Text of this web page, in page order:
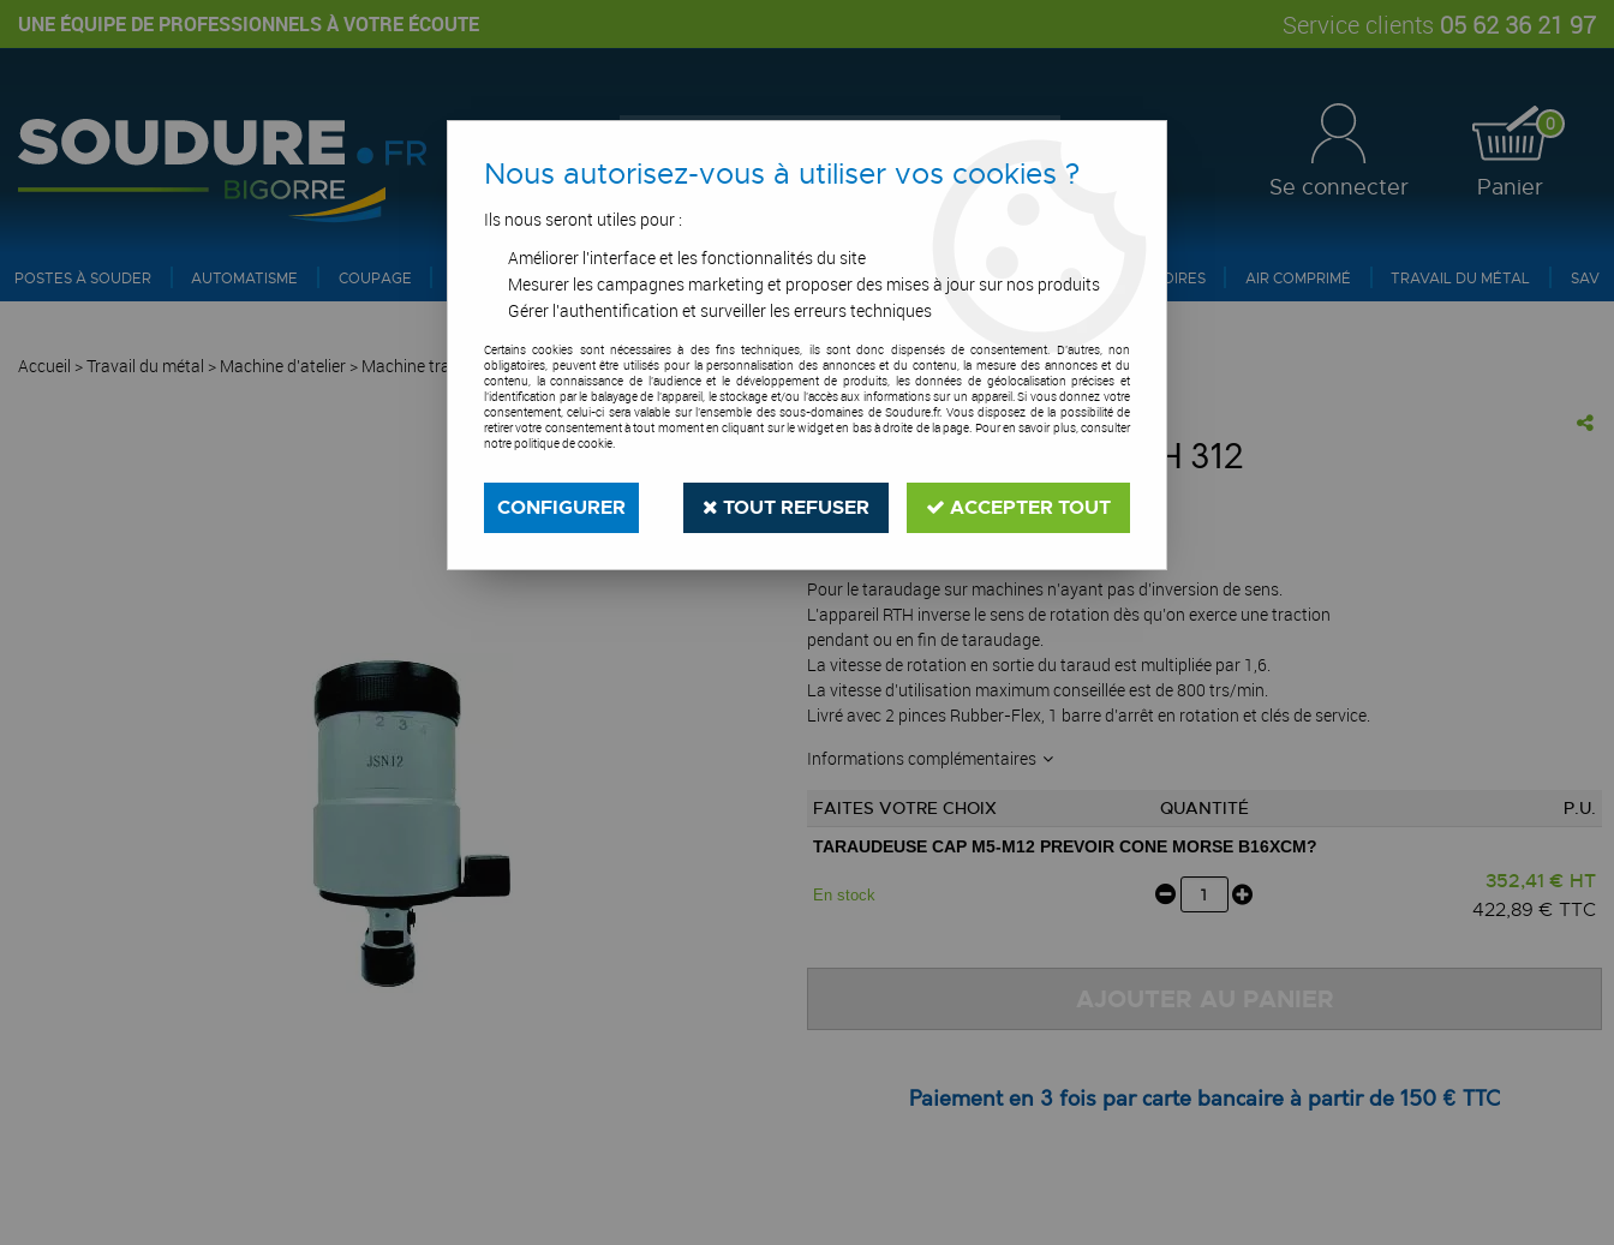
UNE ÉQUIPE DE PROFESSIONNELS À VOTRE ÉCOUTE Service clients 05 62 36 21 97
Se connecter
0
Panier
POSTES À SOUDER AUTOMATISME COUPAGE PIPE ET INERTAGE ASPIRATION OUTILS DE COUPE SOUDURE E.P.I ACCESSOIRES AIR COMPRIMÉ TRAVAIL DU MÉTAL SAV
Accueil >Travail du métal > Machine d'atelier > Machine travail du métal >Accessoire pour perceuse à colonne>Appareil à tarauder RTH 312
GBMO
Appareil à tarauder RTH 312
Soyez le premier à donner votre avis !
Réf. :11611
Pour le taraudage sur machines n’ayant pas d’inversion de sens.
L’appareil RTH inverse le sens de rotation dès qu’on exerce une traction
pendant ou en fin de taraudage.
La vitesse de rotation en sortie du taraud est multipliée par 1,6.
La vitesse d’utilisation maximum conseillée est de 800 trs/min.
Livré avec 2 pinces Rubber-Flex, 1 barre d’arrêt en rotation et clés de service.
Informations complémentaires
FAITES VOTRE CHOIX QUANTITÉ P.U.
TARAUDEUSE CAP M5-M12 PREVOIR CONE MORSE B16XCM?
En stock
352,41 € HT
422,89 € TTC
Paiement en 3 fois par carte bancaire à partir de 150 € TTC
Nous autorisez-vous à utiliser vos cookies ?
Ils nous seront utiles pour :
Améliorer l'interface et les fonctionnalités du site
Mesurer les campagnes marketing et proposer des mises à jour sur nos produits
Gérer l'authentification et surveiller les erreurs techniques
Certains cookies sont nécessaires à des fins techniques, ils sont donc dispensés de consentement. D'autres, non
obligatoires, peuvent être utilisés pour la personnalisation des annonces et du contenu, la mesure des annonces et du
contenu, la connaissance de l'audience et le développement de produits, les données de géolocalisation précises et
l'identification par le balayage de l'appareil, le stockage et/ou l'accès aux informations sur un appareil. Si vous donnez votre
consentement, celui-ci sera valable sur l’ensemble des sous-domaines de Soudure.fr. Vous disposez de la possibilité de
retirer votre consentement à tout moment en cliquant sur le widget en bas à droite de la page. Pour en savoir plus, consulter
notre politique de cookie.
CONFIGURER TOUT REFUSER ACCEPTER TOUT